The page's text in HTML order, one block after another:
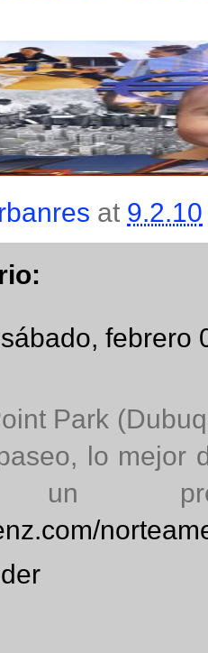
at 9.2.10
sábado, febrero
Park
lo mejor
precio